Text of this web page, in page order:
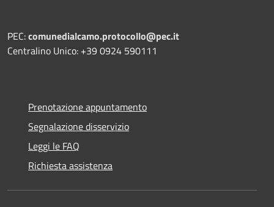
PEC:comunedialcamo.protocollo@pec.it
Centralino Unico: +39 0924 590111
Prenotazione appuntamento
Segnalazione disservizio
Leggi le FAQ
Richiesta assistenza